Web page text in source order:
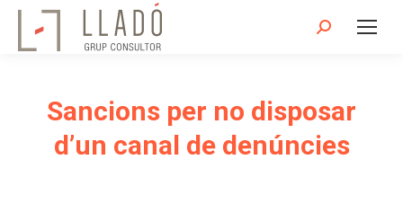
Search:
Sancions per no disposar
d’un canal de denúncies